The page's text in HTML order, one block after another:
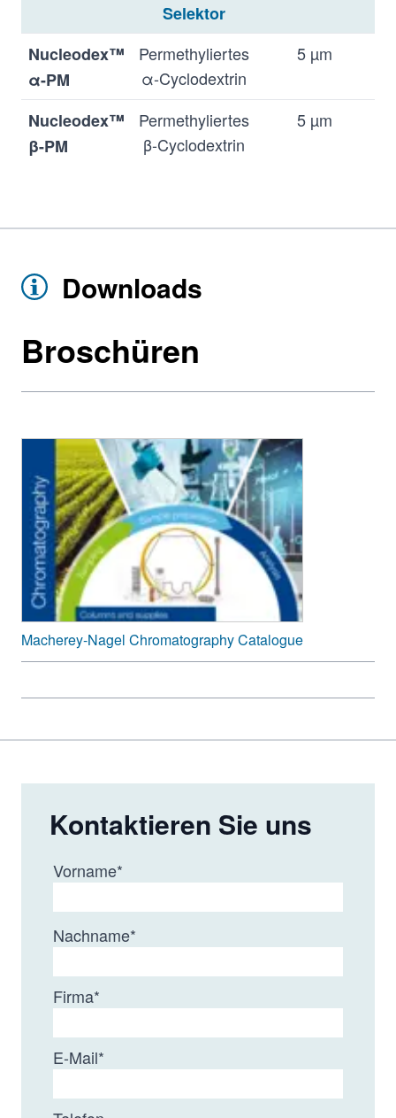
Selektor
Nucleodex™
α-PM
Permethyliertes
α-Cyclodextrin
5 µm
Nucleodex™
β-PM
Permethyliertes
β-Cyclodextrin
5 µm
γ-PM
γ-Cyclodextrin
Downloads
Broschüren
Macherey-Nagel Chromatography Catalogue
Kontaktieren Sie uns
Vorname*
Nachname*
Firma*
E-Mail*